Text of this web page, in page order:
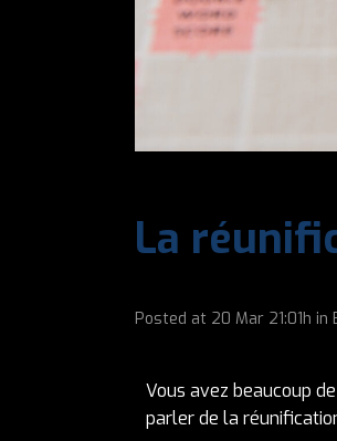
La
Posted at 20 Mar 21:01h in
Vous avez beaucoup
parler de la